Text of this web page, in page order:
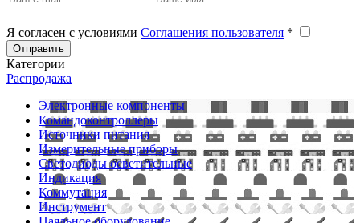
Я согласен с условиями Соглашения пользователя *
Отправить
Категории
Распродажа
Электронные компоненты
Командоконтроллеры
Источники питания
Измерительные приборы
Светодиоды осветительные
Индикация
Коммутация
Инструмент